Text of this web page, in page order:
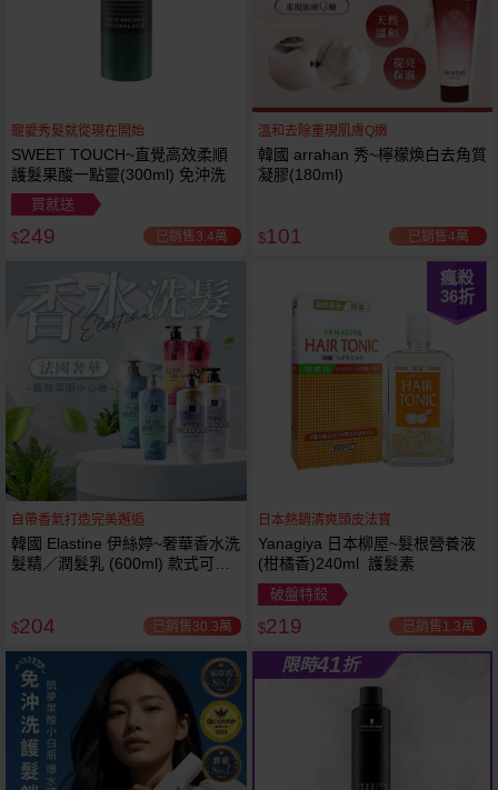
寵愛秀髮就從現在開始
SWEET TOUCH~直覺高效柔順
護髮果酸一點靈(300ml) 免沖洗
買就送
$249 已銷售3.4萬
溫和去除重現肌膚Q嫩
韓國 arrahan 秀~檸檬煥白去角質
凝膠(180ml)
$101 已銷售4萬
自帶香氣打造完美邂逅
韓國 Elastine 伊絲婷~奢華香水洗
髮精／潤髮乳 (600ml) 款式可選
$204 已銷售30.3萬
瘋殺
36折
日本熱銷清爽頭皮法寶
Yanagiya 日本柳屋~髮根營養液
(柑橘香)240ml 護髮素
破盤特殺
$219 已銷售1.3萬
限時41折